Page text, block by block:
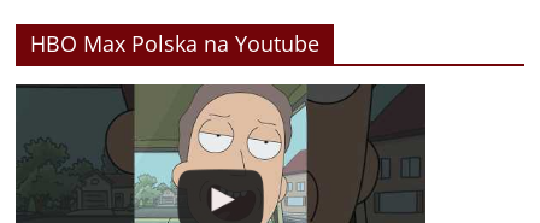
HBO Max Polska na Youtube